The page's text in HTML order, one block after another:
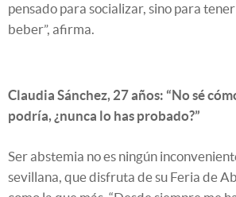
pensado para socializar, sino para
beber”, afirma.
Claudia Sánchez, 27 años: “No sé
podría, ¿nunca lo has probado?”
Ser abstemia no es ningún
sevillana, que disfruta de su Feria de